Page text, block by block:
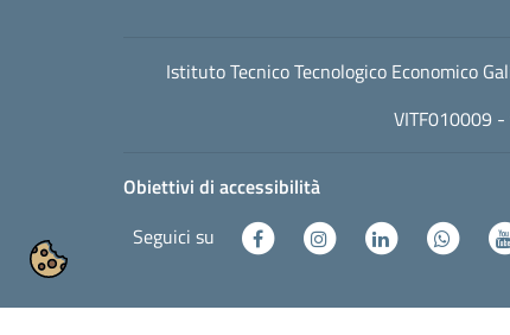
Istituto Tecnico Tecnologico Economico
VITF010009 -
Obiettivi di accessibilità
Seguici su